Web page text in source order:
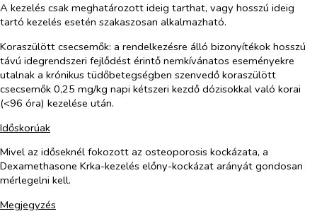
A kezelés csak meghatározott ideig tarthat, vagy hosszú ideig
tartó kezelés esetén szakaszosan alkalmazható.
Koraszülött csecsemők: a rendelkezésre álló bizonyítékok hosszú
távú idegrendszeri fejlődést érintő nemkívánatos eseményekre
utalnak a krónikus tüdőbetegségben szenvedő koraszülött
csecsemők 0,25 mg/kg napi kétszeri kezdő dózisokkal való korai
(<96 óra) kezelése után.
Időskorúak
Mivel az időseknél fokozott az osteoporosis kockázata, a
Dexamethasone Krka-kezelés előny-kockázat arányát gondosan
mérlegelni kell.
Megjegyzés